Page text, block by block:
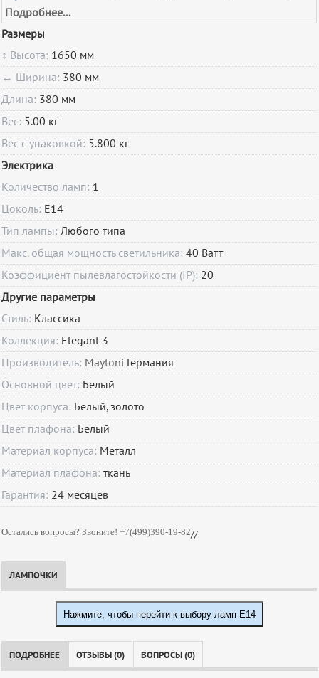
Подробнее...
Размеры
↕ Высота: 1650 мм
↔ Ширина: 380 мм
Длина: 380 мм
Вес: 5.00 кг
Вес с упаковкой: 5.800 кг
Электрика
Количество ламп: 1
Цоколь: E14
Тип лампы:Любого типа
Макс. общая мощность светильника:40 Ватт
Коэффициент пылевлагостойкости (IP): 20
Другие параметры
Стиль: Классика
Коллекция: Elegant 3
Производитель: Maytoni Германия
Основной цвет: Белый
Цвет корпуса: Белый, золото
Цвет плафона: Белый
Материал корпуса: Металл
Материал плафона:ткань
Гарантия: 24 месяцев
Остались вопросы? Звоните! +7(499)390-19-82//
ЛАМПОЧКИ
Нажмите, чтобы перейти к выбору ламп E14
ПОДРОБНЕЕ ОТЗЫВЫ (0) ВОПРОСЫ (0)